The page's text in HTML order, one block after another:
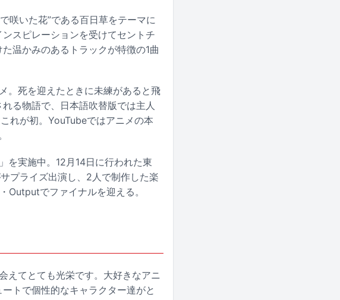
咲いた花”である百日草をテーマに
スピレーションを受けてセントチ
温かみのあるトラックが特徴の1曲
。死を迎えたときに未練があると飛
る物語で、日本語吹替版では主人
れが初。YouTubeではアニメの本
実施中。12月14日に行われた東
プライズ出演し、2人で制作した楽
Outputでファイナルを迎える。
えてとても光栄です。大好きなアニ
トで個性的なキャラクター達がと